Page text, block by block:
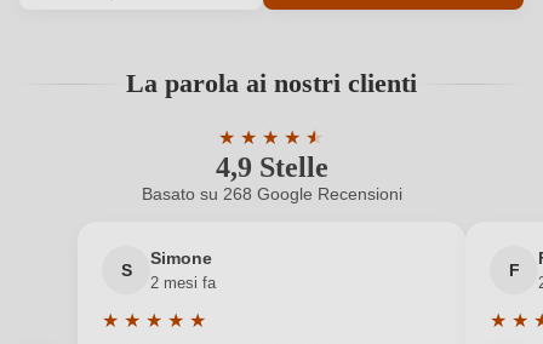
Montepulciano d’Abruzzo Colline Teramane
La parola ai nostri clienti
4,9 Stelle
★ ★ ★ ★ ★
★
Valutazione media di 4.9 su 5 stelle
Basato su 268 Google Recensioni
S
Simone
2 mesi fa
★ ★ ★ ★ ★
F
★ ★